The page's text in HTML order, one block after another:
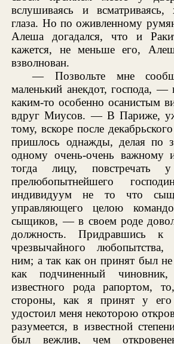
вслушиваясь и
глаза. Но по оживленному
Алеша догадался, что и
кажется, не меньше его,
взволнован.
— Позвольте мне
маленький анекдот, господа, —
каким-то особенно осанистым
вдруг Миусов. — В Париже,
тому, вскоре после
пришлось однажды, делая по
одному очень-очень важному
тогда лицу, повстречать
прелюбопытнейшего
индивидуум не то что
управляющего целою
сыщиков, — в своем роде
должность. Придравшись
чрезвычайного любопытства,
ним; а так как он принят был не
как подчиненный
известного рода рапортом,
стороны, как я принят у его
удостоил меня некоторою
разумеется, в известной
был вежлив, чем